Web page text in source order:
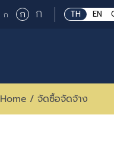
TH EN
กSmall
กRegular
font
ก Large
font
Home / จัดซื้อจัดจ้าง